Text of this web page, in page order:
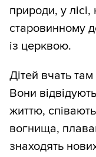
природи, у
старовинному
із церквою.
Дітей вчать
Вони
життю, співають
вогнища,
знаходять